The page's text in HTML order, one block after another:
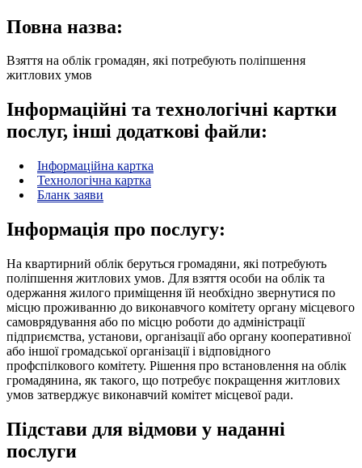
Повна назва:
Взяття на облік громадян, які потребують поліпшення
житлових умов
Інформаційні та технологічні картки
послуг, інші додаткові файли:
Інформаційна картка
Технологічна картка
Бланк заяви
Інформація про послугу:
На квартирний облік беруться громадяни, які потребують
поліпшення житлових умов. Для взяття особи на облік та
одержання жилого приміщення їй необхідно звернутися по
місцю проживанню до виконавчого комітету органу місцевого
самоврядування або по місцю роботи до адміністрації
підприємства, установи, організації або органу кооперативної
або іншої громадської організації і відповідного
профспілкового комітету. Рішення про встановлення на облік
громадянина, як такого, що потребує покращення житлових
умов затверджує виконавчий комітет місцевої ради.
Підстави для відмови у наданні
послуги